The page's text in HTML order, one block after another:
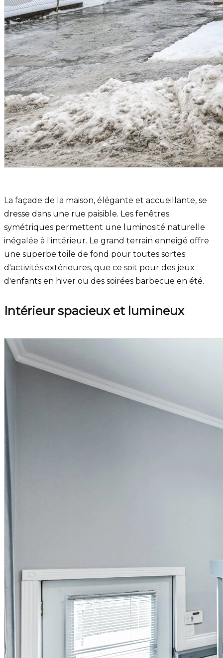
La façade de la maison, élégante et accueillante, se
dresse dans une rue paisible. Les fenêtres
symétriques permettent une luminosité naturelle
inégalée à l'intérieur. Le grand terrain enneigé offre
une superbe toile de fond pour toutes sortes
d'activités extérieures, que ce soit pour des jeux
d'enfants en hiver ou des soirées barbecue en été.
Intérieur spacieux et lumineux